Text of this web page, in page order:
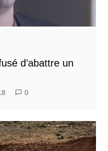
d’abattre un
0